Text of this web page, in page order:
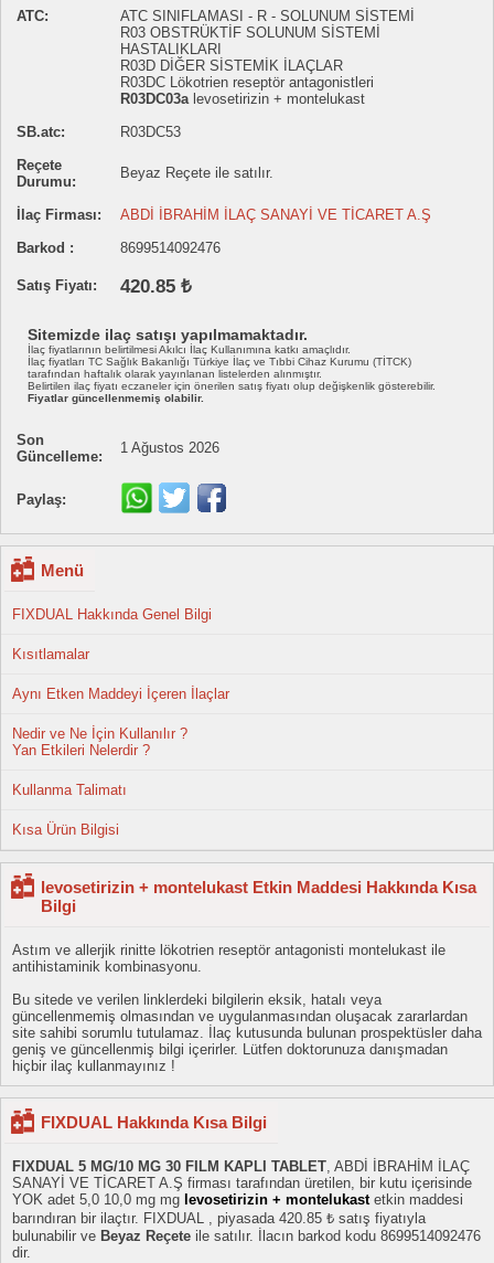
ATC:
ATC SINIFLAMASI - R - SOLUNUM SİSTEMİ
R03 OBSTRÜKTİF SOLUNUM SİSTEMİ
HASTALIKLARI
R03D DİĞER SİSTEMİK İLAÇLAR
R03DC Lökotrien reseptör antagonistleri
R03DC03alevosetirizin + montelukast
SB.atc:
R03DC53
Reçete
Durumu:
Beyaz Reçete ile satılır.
İlaç Firması:
ABDİ İBRAHİM İLAÇ SANAYİ VE TİCARET A.Ş
Barkod :
8699514092476
Satış Fiyatı: 420.85 ₺
Sitemizde ilaç satışı yapılmamaktadır.
İlaç fiyatlarının belirtilmesi Akılcı İlaç Kullanımına katkı amaçlıdır.
İlaç fiyatları TC Sağlık Bakanlığı Türkiye İlaç ve Tıbbi Cihaz Kurumu (TİTCK)
tarafından haftalık olarak yayınlanan listelerden alınmıştır.
Belirtilen ilaç fiyatı eczaneler için önerilen satış fiyatı olup değişkenlik gösterebilir.
Fiyatlar güncellenmemiş olabilir.
Son
Güncelleme:
1 Ağustos 2026
Paylaş:
Menü
FIXDUAL Hakkında Genel Bilgi
Kısıtlamalar
Aynı Etken Maddeyi İçeren İlaçlar
Nedir ve Ne İçin Kullanılır ?
Yan Etkileri Nelerdir ?
Kullanma Talimatı
Kısa Ürün Bilgisi
levosetirizin + montelukast Etkin Maddesi Hakkında Kısa
Bilgi
Astım ve allerjik rinitte lökotrien reseptör antagonisti montelukast ile
antihistaminik kombinasyonu.
Bu sitede ve verilen linklerdeki bilgilerin eksik, hatalı veya
güncellenmemiş olmasından ve uygulanmasından oluşacak zararlardan
site sahibi sorumlu tutulamaz. İlaç kutusunda bulunan prospektüsler daha
geniş ve güncellenmiş bilgi içerirler. Lütfen doktorunuza danışmadan
hiçbir ilaç kullanmayınız !
FIXDUAL Hakkında Kısa Bilgi
FIXDUAL 5 MG/10 MG 30 FILM KAPLI TABLET, ABDİ İBRAHİM İLAÇ
SANAYİ VE TİCARET A.Ş firması tarafından üretilen, bir kutu içerisinde
YOK adet 5,0 10,0 mg mg levosetirizin + montelukastetkin maddesi
barındıran bir ilaçtır. FIXDUAL , piyasada 420.85 ₺ satış fiyatıyla
bulunabilir ve Beyaz Reçete ile satılır. İlacın barkod kodu 8699514092476
dir.